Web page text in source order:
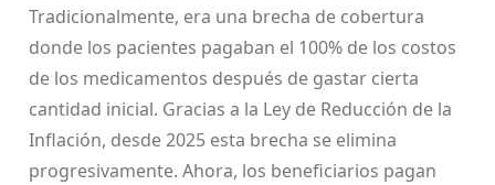
Tradicionalmente, era una brecha de cobertura
donde los pacientes pagaban el 100% de los costos
de los medicamentos después de gastar cierta
cantidad inicial. Gracias a la Ley de Reducción de la
Inflación, desde 2025 esta brecha se elimina
progresivamente. Ahora, los beneficiarios pagan